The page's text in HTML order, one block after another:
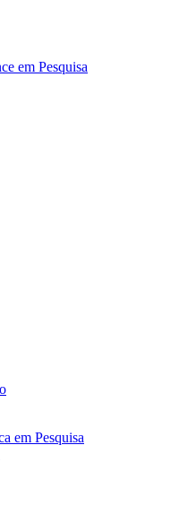
em Pesquisa
em Pesquisa